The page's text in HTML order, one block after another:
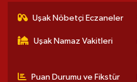
Uşak Nöbetçi Eczaneler
Uşak Namaz Vakitleri
Puan Durumu ve Fikstür